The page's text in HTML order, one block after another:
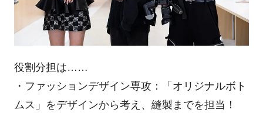
役割分担は……
・ファッションデザイン専攻：「オリジナルボト
ムス」をデザインから考え、縫製までを担当！